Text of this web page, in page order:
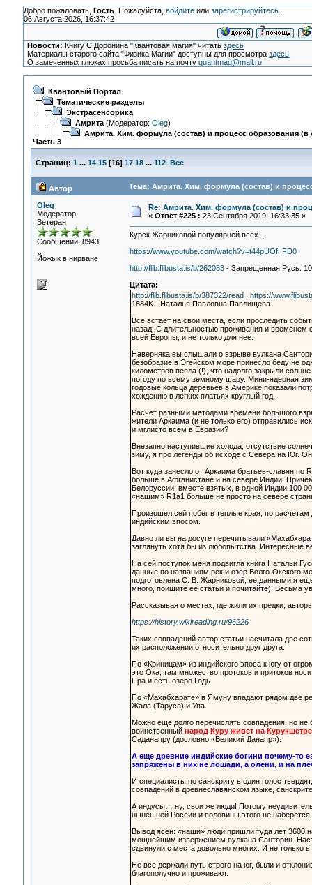
Добро пожаловать, Гость. Пожалуйста, войдитеили зарегистрируйтесь.
06 Августа 2026, 16:37:42
Новости: Книгу С.Доронина "Квантовая магия" читатьздесь
Материалы старого сайта "Физика Магии" доступны для просмотраздесь
О замеченных глюках просьба писать на почтуquantmag@mail.ru
Квантовый Портал
Тематические разделы
Экстрасенсорика
Амрита(Модератор: Oleg)
Амрита. Хим. формула (состав) и процесс образования (в
Часть 3
Страниц: 1 ... 14 15[16] 17 18 ... 112 Все
Автор Тема: Амрита. Хим. формула (состав) и
Oleg
Модератор
Ветеран
Сообщений: 8943
Йожык в нирване
Re: Амрита. Хим. формула (состав) и
« Ответ #225 : 23 Сентября 2019, 16:33:35 »
Курск Жарниковой популярней всех ..
https://www.youtube.com/watch?v=t44pUOf_FD0
http://flib.flibusta.is/b/262083- Запрещенная Русь. 10
Цитата:
http://flib.flibusta.is/b/387322/read
https://
1884K - Наталья Павловна Павлищева
Все встает на свои места, если проследить
назад. С длительностью проживания и временем
всей Европы, и не только для нее.
Наверняка вы слышали о взрыве вулкана
безобразие в Эгейском море принесло беду не
километров пепла (!), что надолго закрыли
погоду по всему земному шару. Мини-ядерная
годовые кольца деревьев в Америке показали
хождению в легких платьях круглый год.
Расчет разными методами времени большого
жители Аркаима (и не только его) отправились
и мглисто всем в Евразии?
Внезапно наступившие холода, отсутствие
зиму, я про легенды об исходе с Севера на Юг.
Вот куда занесло от Аркаима братьев-славян
больше в Афганистане и на севере Индии.
Белоруссии, вместе взятых, в одной Индии 100
«нашим» R1a1 больше не просто на севере
Произошел сей побег в теплые края, по
индийским эпосом.
Давно ли вы на досуге перечитывали
заглянуть хотя бы из любопытства. Интересные
На сей поступок меня подвигла книга Натальи
данные по названиям рек и озер Волго-Окского
подготовлена С. В. Жарниковой, ее данными я
много, поищите ее статьи и почитайте). Весьма
Рассказывая о местах, где жили их предки,
https://history.wikireading.ru/96226
Таких совпадений автор статьи насчитала две
их расположении относительно друг друга.
По «Криницам» из индийского эпоса к югу от
это Ока, там множество протоков и притоков
Пра и есть озеро Годь.
По «Махабхарате» в Ямуну впадают рядом две
Жала (Таруса) и Упа.
Можно еще долго перечислять совпадения, но
воинственный народ Куру живет на
Саданапру (дословно «Великий Данапр»).
А еще древние индийские богини почему-то
запряжены в них не лошади, а олени, и на
И специалисты по санскриту в один голос
совпадений в древнеславянском языке,
А индусы… ну, свои же люди! Потому
нынешней России и половины этого не наберется.
Вывод ясен: «наши» люди пришли туда лет 3600
мощнейшим извержением вулкана Санторин.
сдвинули с места довольно многих. И не только
Не все держали путь строго на юг, были и
благополучно и проживают.